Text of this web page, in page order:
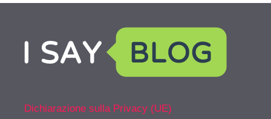
Dichiarazione sulla Privacy (UE)